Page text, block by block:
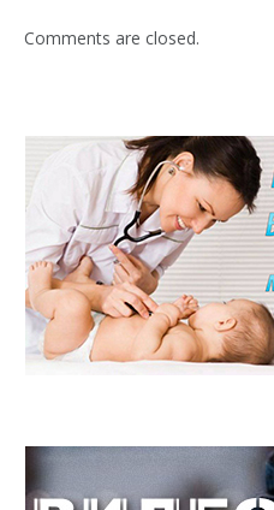
Comments are closed.